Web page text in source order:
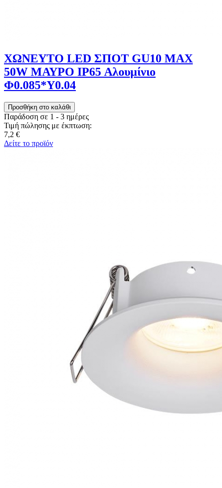
ΧΩΝΕΥΤΟ LED ΣΠΟΤ GU10 MAX
50W ΜΑΥΡΟ IP65 Αλουμίνιο
Φ0.085*Υ0.04
Παράδοση σε 1 - 3 ημέρες
Τιμή πώλησης με έκπτωση:
7,2 €
Δείτε το προϊόν